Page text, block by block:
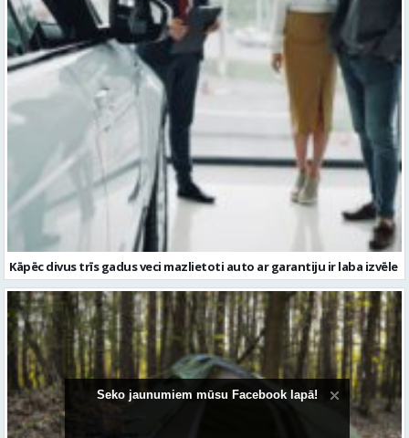
Kāpēc divus trīs gadus veci mazlietoti auto ar garantiju ir laba izvēle
Seko jaunumiem mūsu Facebook lapā!